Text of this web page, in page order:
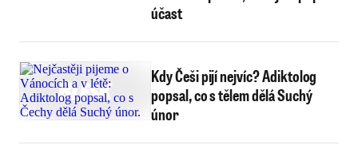
účast
Kdy Češi pijí nejvíc? Adiktolog
popsal, co s tělem dělá Suchý
únor